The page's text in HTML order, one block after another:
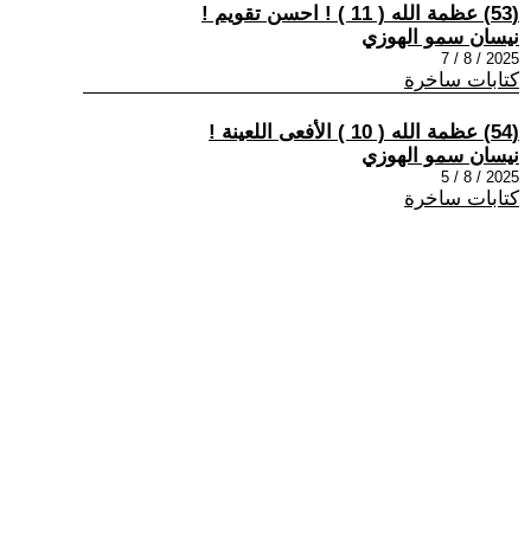
(53) عظمة الله ( 11 ) ! احسن تقويم !
نيسان سمو الهوزي
2025 / 8 / 7
كتابات ساخرة
(54) عظمة الله ( 10 ) الأفعى اللعينة !
نيسان سمو الهوزي
2025 / 8 / 5
كتابات ساخرة